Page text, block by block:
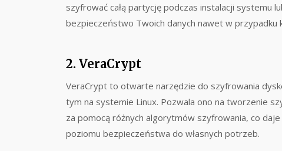
szyfrować całą partycję podczas instalacji systemu
bezpieczeństwo Twoich danych nawet w przypadku
2. VeraCrypt
VeraCrypt to otwarte narzędzie do szyfrowania
tym na systemie Linux. Pozwala ono na tworzenie
za pomocą różnych algorytmów szyfrowania, co
poziomu bezpieczeństwa do własnych potrzeb.